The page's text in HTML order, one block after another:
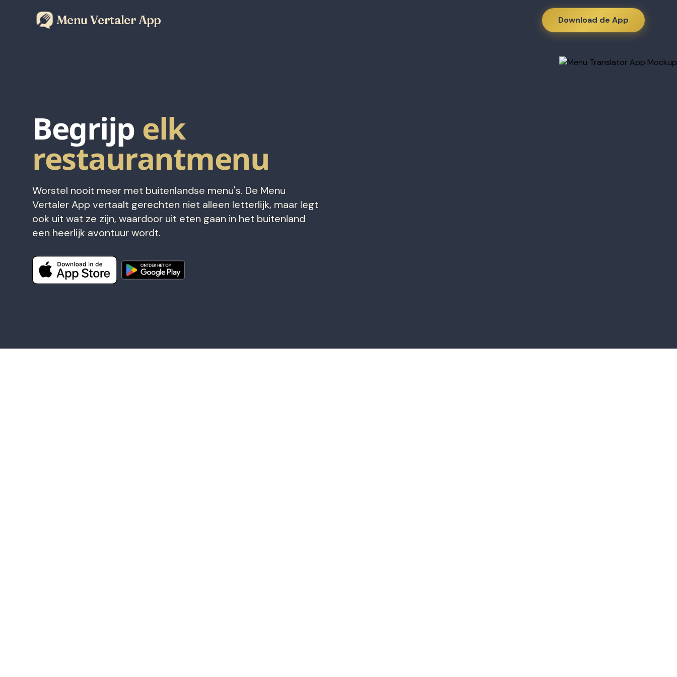
Menu Vertaler App Download de App
Begrijp elk
restaurantmenu
Worstel nooit meer met buitenlandse menu's. De Menu
Vertaler App vertaalt gerechten niet alleen letterlijk, maar legt
ook uit wat ze zijn, waardoor uit eten gaan in het buitenland
een heerlijk avontuur wordt.